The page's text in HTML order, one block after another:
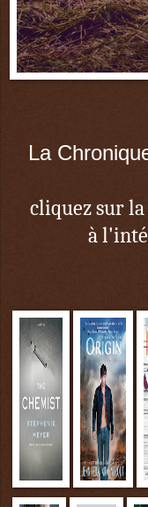
La
cliquez sur
à